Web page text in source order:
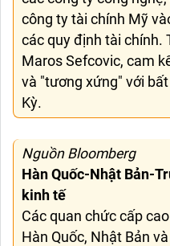
công ty tài chính Mỹ
các quy định tài chính.
Maros Sefcovic, cam
và "tương xứng" với
Kỳ.
Nguồn Bloomberg
Hàn Quốc-Nhật Bản-
kinh tế
Các quan chức cấp
Hàn Quốc, Nhật Bản